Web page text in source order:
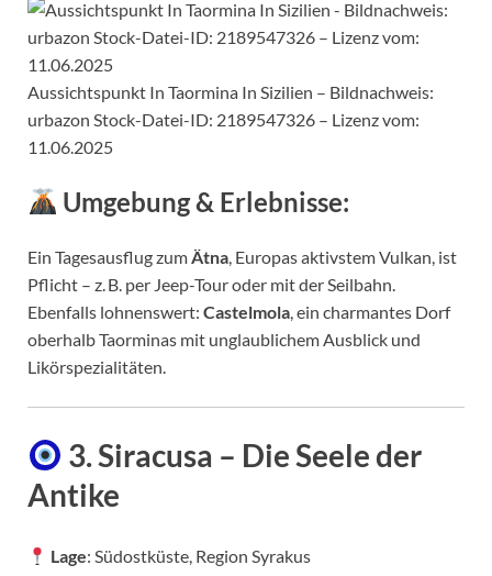
Aussichtspunkt In Taormina In Sizilien – Bildnachweis:
urbazon Stock-Datei-ID: 2189547326 – Lizenz vom:
11.06.2025
Umgebung & Erlebnisse:
Ein Tagesausflug zum Ätna , Europas aktivstem Vulkan, ist
Pflicht – z. B. per Jeep-Tour oder mit der Seilbahn.
Ebenfalls lohnenswert: Castelmola , ein charmantes Dorf
oberhalb Taorminas mit unglaublichem Ausblick und
Likörspezialitäten.
3. Siracusa – Die Seele der
Antike
Lage: Südostküste, Region Syrakus